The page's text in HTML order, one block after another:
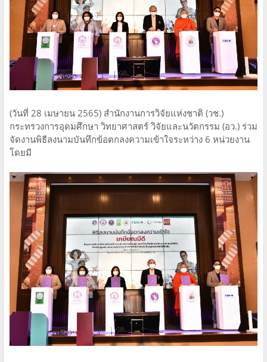
(วันที่ 28 เมษายน 2565)​ สำนักงานการวิจัยแห่งชาติ (วช.) ​
กระทรวงการอุดมศึกษา วิทยาศาสตร์ วิจัยและนวัตกรรม​ (อว.)​​​ ร่วม
จัดงาน​พิธีลงนามบันทึก​ข้อตกลง​ความเข้าใจระหว่าง​ 6 หน่วยงาน
โดยมี